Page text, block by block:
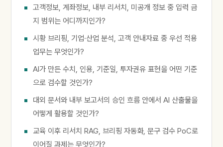
고객정보, 계좌정보, 내부 리서치, 미공개 정보 중 입력 금
지 범위는 어디까지인가?
시황 브리핑, 기업·산업 분석, 고객 안내자료 중 우선 적용
업무는 무엇인가?
AI가 만든 수치, 인용, 기준일, 투자권유 표현을 어떤 기준
으로 검수할 것인가?
대외 문서와 내부 보고서의 승인 흐름 안에서 AI 산출물을
어떻게 활용할 것인가?
교육 이후 리서치 RAG, 브리핑 자동화, 문구 검수 PoC로
이어질 과제는 무엇인가?